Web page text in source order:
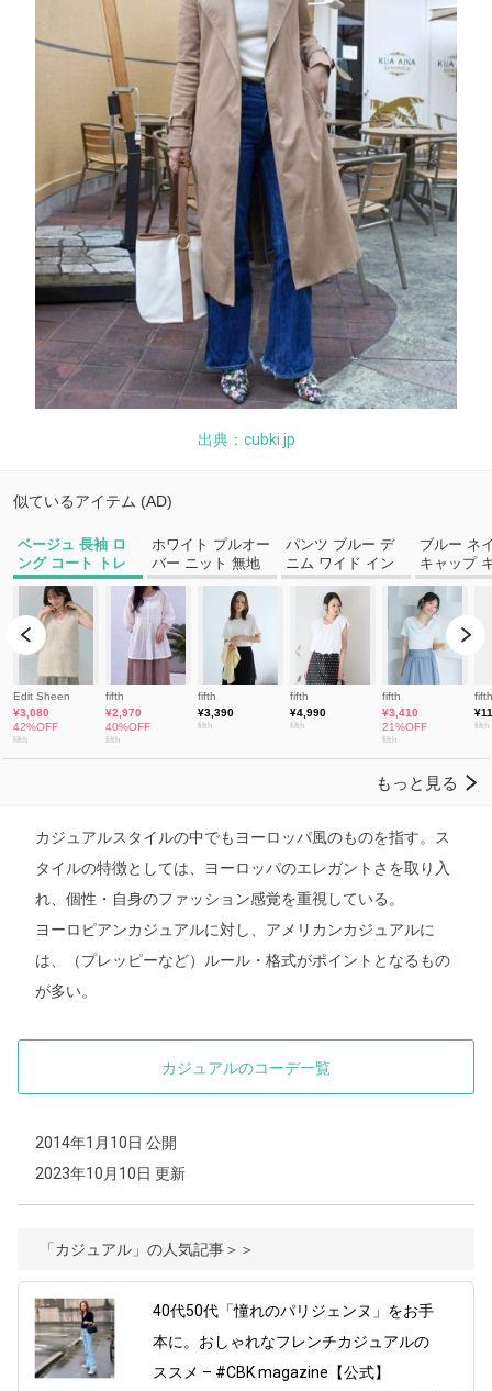
出典：cubki.jp
カジュアルスタイルの中でもヨーロッパ風のものを指す。ス
タイルの特徴としては、ヨーロッパのエレガントさを取り入
れ、個性・自身のファッション感覚を重視している。
ヨーロピアンカジュアルに対し、アメリカンカジュアルに
は、（プレッピーなど）ルール・格式がポイントとなるもの
が多い。
カジュアルのコーデ一覧
2014年1月10日 公開
2023年10月10日 更新
「カジュアル」の人気記事＞＞
40代50代「憧れのパリジェンヌ」をお手
本に。おしゃれなフレンチカジュアルの
ススメ – #CBK magazine【公式】